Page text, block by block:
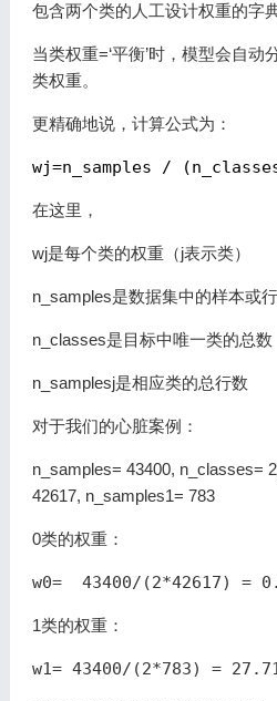
包含两个类的人工设计权重的字典
当类权重=‘平衡’时，模型会自
类权重。
更精确地说，计算公式为：
在这里，
wj是每个类的权重（j表示类）
n_samples是数据集中的样本或
n_classes是目标中唯一类的总数
n_samplesj是相应类的总行数
对于我们的心脏案例：
n_samples= 43400, n_classes=
42617, n_samples1= 783
0类的权重：
1类的权重：